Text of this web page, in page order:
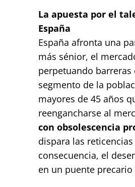
La apuesta por el
España
España afronta una
más sénior, el
perpetuando
segmento de la
mayores de 45 años
reengancharse al
con obsolescencia
dispara las
consecuencia, el
en un puente